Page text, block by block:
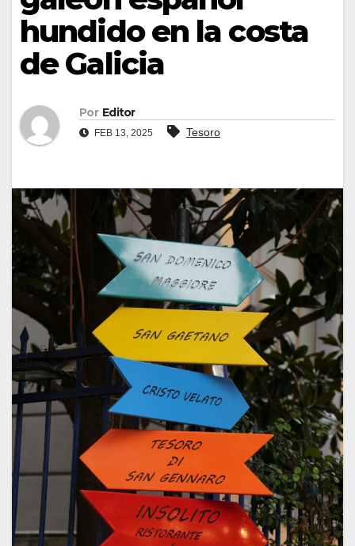
hundido en la costa
de Galicia
Por Editor
FEB 13, 2025 Tesoro